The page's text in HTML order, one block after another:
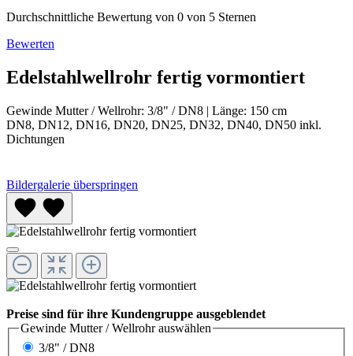
Durchschnittliche Bewertung von 0 von 5 Sternen
Bewerten
Edelstahlwellrohr fertig vormontiert
Gewinde Mutter / Wellrohr: 3/8" / DN8 | Länge: 150 cm
DN8, DN12, DN16, DN20, DN25, DN32, DN40, DN50 inkl.
Dichtungen
Bildergalerie überspringen
Preise sind für ihre Kundengruppe ausgeblendet
Gewinde Mutter / Wellrohrauswählen
3/8" / DN8